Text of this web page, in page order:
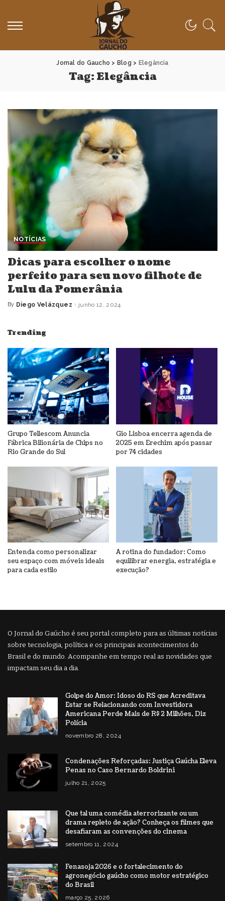
Jornal do Gaucho > Blog > Elegância
Tag:Elegância
NOTÍCIAS
Dicas para escolher o nome
perfeito para seu novo filhote de
Lulu da Pomerânia
Posted
By Diego Velázquez junho 12, 2024
Trending
Grupo Tellescom Anuncia
Fábrica Bilionária de Chips no
Rio Grande do Sul
Gio Lisboa encerra agenda de
2025 em Erechim após passar
por 74 cidades
Entenda como personalizar
seu espaço com móveis ideais
para cada estilo
A rotina do fundador: Como
equilibrar energia, estratégia e
execução?
O Jornal do Gaúcho é seu portal completo para as últimas notícias
sobre tecnologia, política e os principais acontecimentos do
Brasil e do mundo. Acompanhe em tempo real as novidades que
impactam seu dia a dia.
Golpe do Amor: Idoso do RS que Acreditava
Estar se Relacionando com Investidora
Americana Perde Mais de R$ 2 Milhões, Diz
Polícia
novembro 28, 2024
Condenações Reforçadas: Justiça Gaúcha Eleva
Penas no Caso Bernardo Boldrini
julho 21, 2025
Que tal uma comédia aterrorizante ou um
drama repleto de ação? Conheça os filmes que
desafiaram as convenções do cinema
setembro 11, 2024
Fenasoja 2026 e o fortalecimento do
agronegócio gaúcho como motor estratégico
do Brasil
março 25, 2026